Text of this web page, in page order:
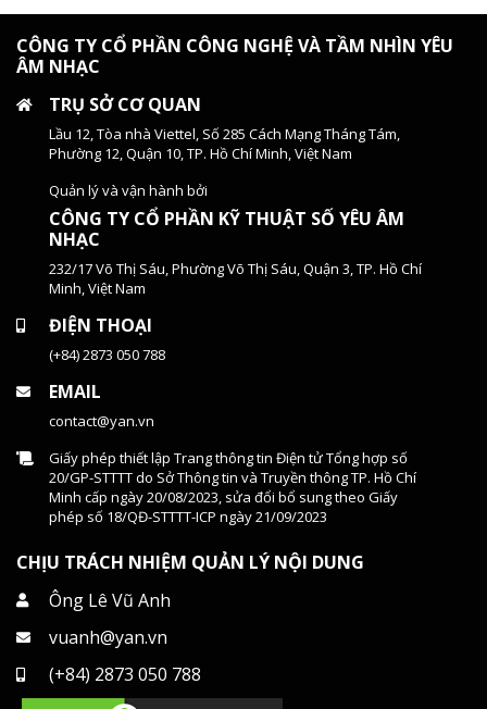
CÔNG TY CỔ PHẦN CÔNG NGHỆ VÀ TẦM NHÌN YÊU
ÂM NHẠC
TRỤ SỞ CƠ QUAN
Lầu 12, Tòa nhà Viettel, Số 285 Cách Mạng Tháng Tám,
Phường 12, Quận 10, TP. Hồ Chí Minh, Việt Nam
Quản lý và vận hành bởi
CÔNG TY CỔ PHẦN KỸ THUẬT SỐ YÊU ÂM
NHẠC
232/17 Võ Thị Sáu, Phường Võ Thị Sáu, Quận 3, TP. Hồ Chí
Minh, Việt Nam
ĐIỆN THOẠI
(+84) 2873 050 788
EMAIL
contact@yan.vn
Giấy phép thiết lập Trang thông tin Điện tử Tổng hợp số
20/GP-STTTT do Sở Thông tin và Truyền thông TP. Hồ Chí
Minh cấp ngày 20/08/2023, sửa đổi bổ sung theo Giấy
phép số 18/QĐ-STTTT-ICP ngày 21/09/2023
CHỊU TRÁCH NHIỆM QUẢN LÝ NỘI DUNG
Ông Lê Vũ Anh
vuanh@yan.vn
(+84) 2873 050 788